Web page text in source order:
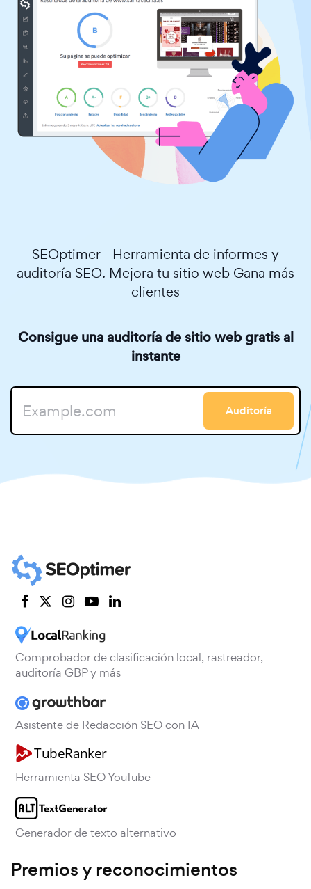
SEOptimer - Herramienta de informes y
auditoría SEO. Mejora tu sitio web Gana más
clientes
Consigue una auditoría de sitio web gratis al
instante
Auditoría
Comprobador de clasificación local, rastreador,
auditoría GBP y más
Asistente de Redacción SEO con IA
Herramienta SEO YouTube
Generador de texto alternativo
Premios y reconocimientos